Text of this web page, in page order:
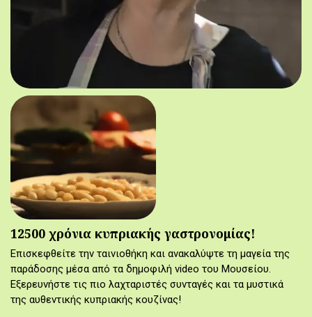
12500 χρόνια κυπριακής γαστρονομίας!
Επισκεφθείτε την ταινιοθήκη και ανακαλύψτε τη μαγεία της
παράδοσης μέσα από τα δημοφιλή video του Μουσείου.
Εξερευνήστε τις πιο λαχταριστές συνταγές και τα μυστικά
της αυθεντικής κυπριακής κουζίνας!